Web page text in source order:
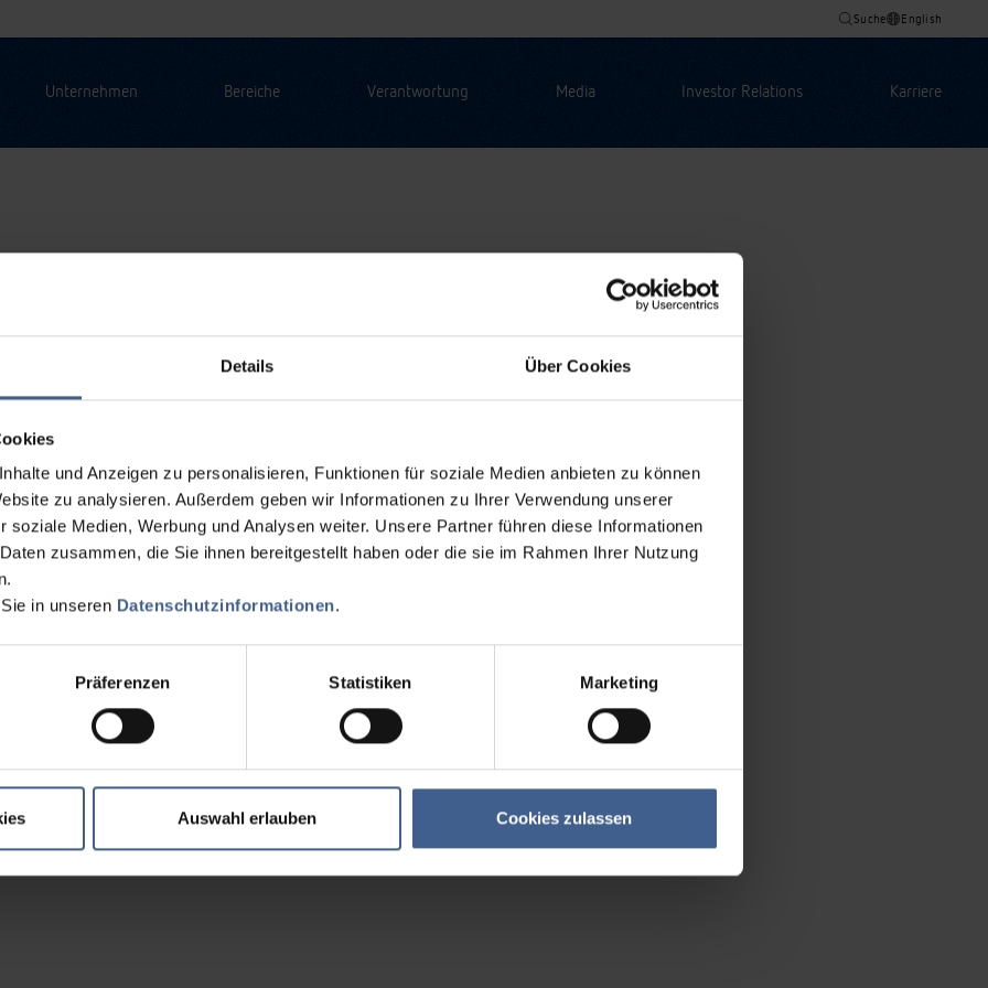
Details Über Cookies
und Anzeigen zu personalisieren, Funktionen für soziale Medien anbieten zu können
zu analysieren. Außerdem geben wir Informationen zu Ihrer Verwendung unserer
soziale Medien, Werbung und Analysen weiter. Unsere Partner führen diese Informationen
zusammen, die Sie ihnen bereitgestellt haben oder die sie im Rahmen Ihrer Nutzung
in unseren Datenschutzinformationen.
Präferenzen Statistiken Marketing
Auswahl erlauben Cookies zulassen
Suche English
Unternehmen Bereiche Verantwortung Media Investor Relations Karriere